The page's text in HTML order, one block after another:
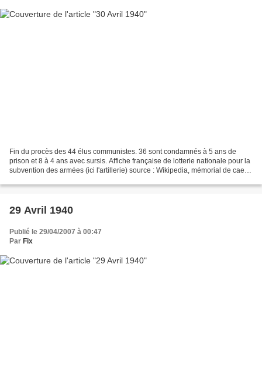
Fin du procès des 44 élus communistes. 36 sont condamnés à 5 ans de
prison et 8 à 4 ans avec sursis. Affiche française de lotterie nationale pour la
subvention des armées (ici l'artillerie) source : Wikipedia, mémorial de caen
29 Avril 1940
Publié le 29/04/2007 à 00:47
Par Fix